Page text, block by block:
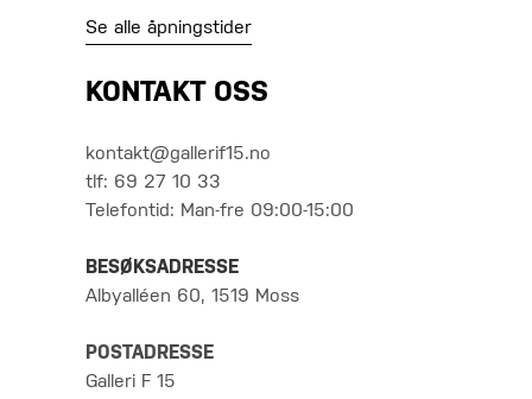
Se alle åpningstider
KONTAKT OSS
kontakt@gallerif15.no
tlf: 69 27 10 33
Telefontid: Man-fre 09:00-15:00
BESØKSADRESSE
Albyalléen 60, 1519 Moss
POSTADRESSE
Galleri F 15